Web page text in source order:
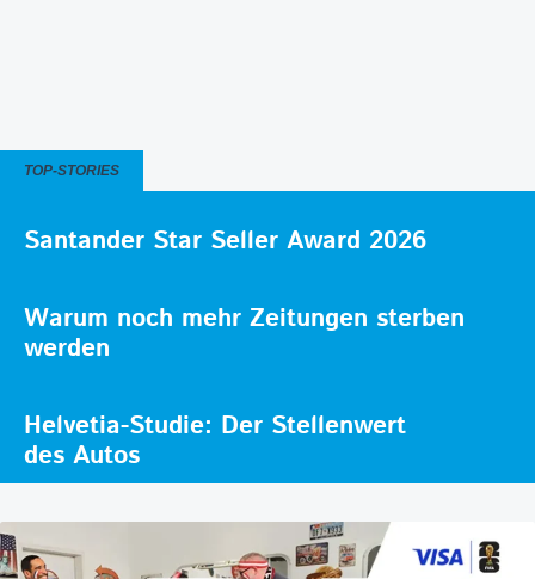
TOP-STORIES
Santander Star Seller Award 2026
Warum noch mehr Zeitungen sterben
werden
Helvetia-Studie: Der Stellenwert
des Autos